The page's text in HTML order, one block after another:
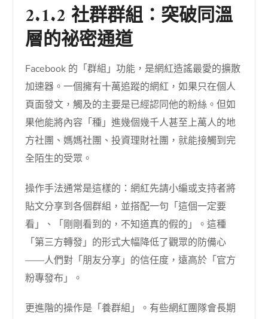
2.1.2 社群群組：突破同溫
層的祕密通道
Facebook 的「群組」功能，是網紅造謠最愛的擴散
加速器。一個擁有十萬追蹤的網紅，如果只在個人
頁面發文，觸及的主要是已經認同他的粉絲。但如
果他能將內容「種」進幾個幾千人甚至上萬人的地
方社團、媽媽社團、投資理財社團，就能接觸到完
全陌生的受眾。
操作手法通常是這樣的：網紅先請小編或支持者將
貼文分享到各個群組，並搭配一句「這個一定要
看」、「剛剛看到的，不知道真的假的」。這種
「第三方轉發」的形式大幅降低了觀眾的防備心
——人們對「朋友分享」的信任度，遠高於「官方
粉專發布」。
更進階的操作是「養群組」。有些網紅團隊會長期